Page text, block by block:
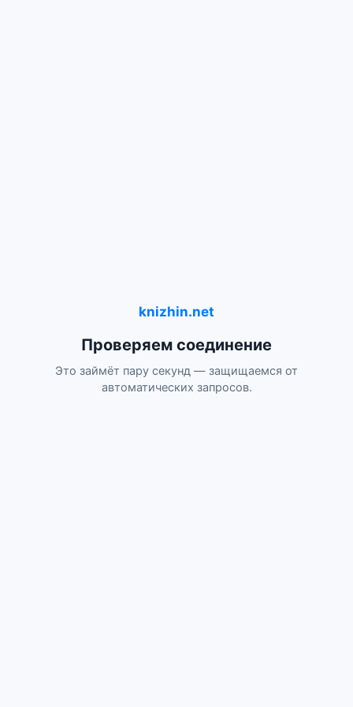
knizhin.net
Проверяем соединение
Это займёт пару секунд — защищаемся от
автоматических запросов.